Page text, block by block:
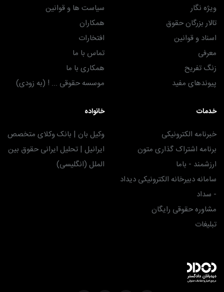
ویژه نگار
تالار بزرگان حقوق
اسناد و قوانین
معرفی
زنگ تفریح
پیوندهای مفید
سیاست ها و قوانین
همکاران
افتخارات
تماس با ما
همکاری با ما
موسسه حقوقی ... ! (به زودی)
خدمات
خبرنامه الکترونیکی
برنامه اشتراک گذاری متون
ارزشمند - باما
سامانه دبیرخانه الکترونیکی دیداد
- سداد
مشاوره حقوقی رایگان
تبلیغات
خانواده
وکیل بان | بانک وکلای متخصص
ایرانیل | تحلیل ایرانی حقوق بین
الملل (انگلیسی)